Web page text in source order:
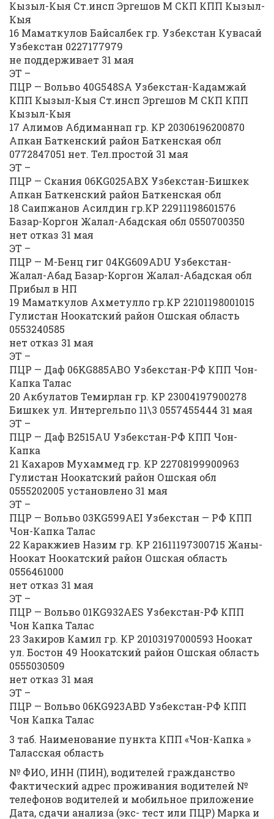
Кызыл-Кыя Ст.инсп Эргешов М СКП КПП Кызыл-
Кыя
16 Маматкулов Байсалбек гр. Узбекстан Кувасай
Узбекстан 0227177979
не поддерживает 31 мая
ЭТ –
ПЦР — Вольво 40G548SA Узбекстан-Кадамжай
КПП Кызыл-Кыя Ст.инсп Эргешов М СКП КПП
Кызыл-Кыя
17 Алимов Абдиманнап гр. КР 20306196200870
Апкан Баткенский район Баткенская обл
0772847051 нет. Тел.простой 31 мая
ЭТ –
ПЦР — Скания 06KG025ABX Узбекстан-Бишкек
Апкан Баткенский район Баткенская обл
18 Саипжанов Асилдин гр.КР 22911198601576
Базар-Коргон Жалал-Абадская обл 0550700350
нет отказ 31 мая
ЭТ –
ПЦР — М-Бенц гиг 04KG609ADU Узбекстан-
Жалал-Абад Базар-Коргон Жалал-Абадская обл
Прибыл в НП
19 Маматкулов Ахметулло гр.КР 22101198001015
Гулистан Ноокатский район Ошская область
0553240585
нет отказ 31 мая
ЭТ –
ПЦР — Даф 06KG885АВО Узбекстан-РФ КПП Чон-
Капка Талас
20 Акбулатов Темирлан гр. КР 23004197900278
Бишкек ул. Интергельпо 11\3 0557455444 31 мая
ЭТ –
ПЦР — Даф В2515AU Узбекстан-РФ КПП Чон-
Капка
21 Кахаров Мухаммед гр. КР 22708199900963
Гулистан Ноокатский район Ошская обл
0555202005 установлено 31 мая
ЭТ –
ПЦР — Вольво 03KG599AEI Узбекстан — РФ КПП
Чон-Капка Талас
22 Каракжиев Назим гр. КР 21611197300715 Жаны-
Ноокат Ноокатский район Ошская область
0556461000
нет отказ 31 мая
ЭТ –
ПЦР — Вольво 01KG932AES Узбекстан-РФ КПП
Чон Капка Талас
23 Закиров Камил гр. КР 20103197000593 Ноокат
ул. Бостон 49 Ноокатский район Ошская область
0555030509
нет отказ 31 мая
ЭТ –
ПЦР — Вольво 06KG923ABD Узбекстан-РФ КПП
Чон Капка Талас
3 таб. Наименование пункта КПП «Чон-Капка »
Таласская область
№ ФИО, ИНН (ПИН), водителей гражданство
Фактический адрес проживания водителей №
телефонов водителей и мобильное приложение
Дата, сдачи анализа (экс- тест или ПЦР) Марка и